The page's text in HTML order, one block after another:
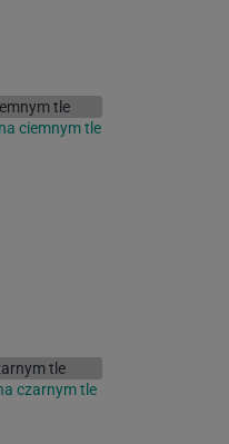
ciemnym tle
czarnym tle